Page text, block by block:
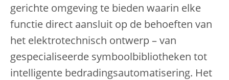
gerichte omgeving te bieden waarin elke
functie direct aansluit op de behoeften van
het elektrotechnisch ontwerp – van
gespecialiseerde symboolbibliotheken tot
intelligente bedradingsautomatisering. Het